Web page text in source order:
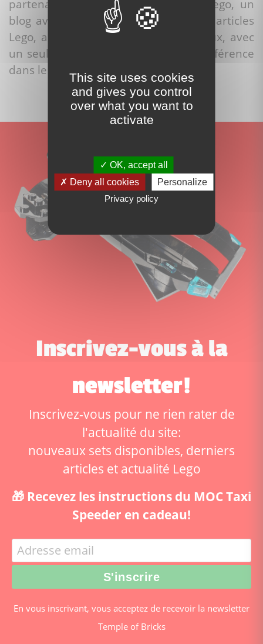
partenaires, de nouvelles gammes Lego, un
blog avec des reviews de sets et des articles
Lego, ainsi que sur les réseaux sociaux, avec
un seul objectif: devenir un site de référence
dans le monde du Lego.
Inscrivez-vous à la
newsletter!
Inscrivez-vous pour ne rien rater de
l'actualité du site:
nouveaux sets disponibles, derniers
articles et actualité Lego
🎁 Recevez les instructions du MOC Taxi
Speeder en cadeau!
En vous inscrivant, vous acceptez de recevoir la newsletter
Temple of Bricks
This site uses cookies
and gives you control
over what you want to
activate
OK, accept all
Deny all cookies
Personalize
Privacy policy